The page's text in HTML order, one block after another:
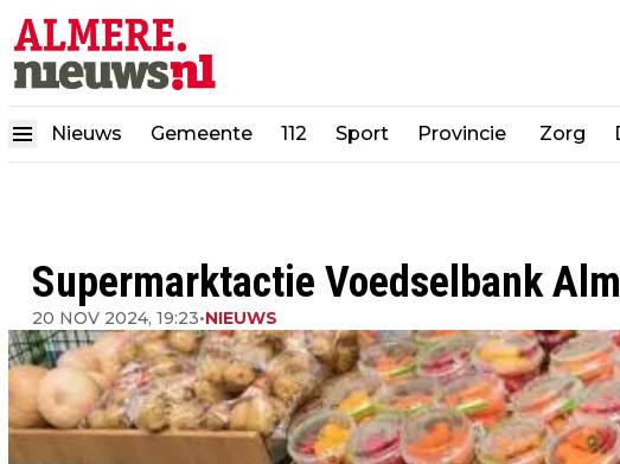
Nieuws Gemeente 112 Sport Provincie Zorg
Supermarktactie Voedselbank
20 NOV 2024, 19:23•NIEUWS